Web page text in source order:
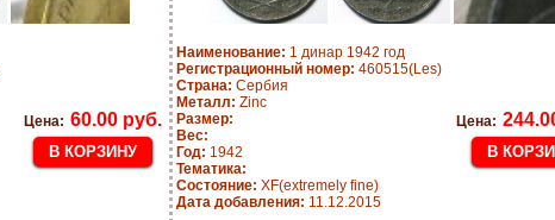
Цена: 60.00 руб.
Наименование: 1 динар 1942 год
Регистрационный номер: 460515(Les)
Страна: Сербия
Металл: Zinc
Размер:
Вес:
Год: 1942
Тематика:
Состояние: XF(extremely fine)
Дата добавления: 11.12.2015
Цена: